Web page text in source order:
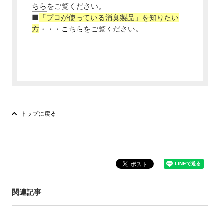
ちら をご覧ください。
■ 「プロが使っている消臭製品」を知りたい
方 ・・・ こちら をご覧ください。
トップに戻る
関連記事